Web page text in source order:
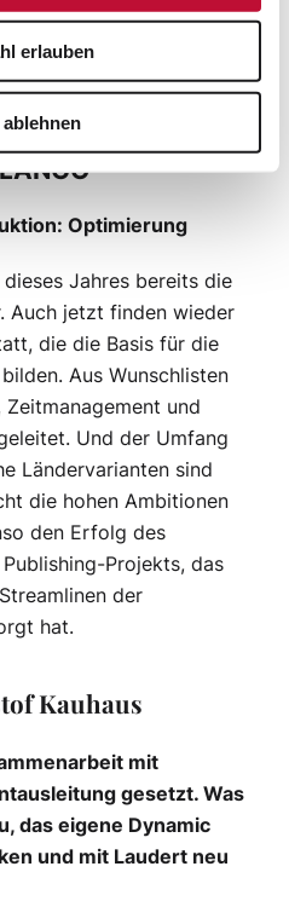
erlauben
und sich nötiges
anzueignen.
Hohe
Optimierung
Jahres bereits die
Auch jetzt finden wieder
die die Basis für die
Aus Wunschlisten
und
Und der Umfang
Ländervarianten sind
die hohen Ambitionen
den Erfolg des
Projekts, das
der
hat.
Kauhaus
mit
gesetzt. Was
das eigene Dynamic
und mit Laudert neu